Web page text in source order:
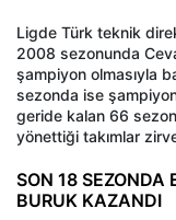
Ligde Türk teknik
2008 sezonunda
şampiyon olmasıyla
sezonda ise
geride kalan 66
yönettiği takımlar
SON 18 SEZONDA
BURUK KAZANDI